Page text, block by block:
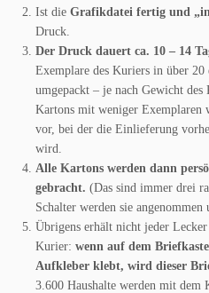
Ist die Grafikdatei fertig und
Druck.
Der Druck dauert ca. 10 – 14
Exemplare des Kuriers in über 20
umgepackt – je nach Gewicht des
Kartons mit weniger Exemplaren
vor, bei der die Einlieferung
wird.
Alle Kartons werden dann
gebracht. (Das sind immer drei
Schalter werden sie
Übrigens erhält nicht jeder
Kurier: wenn auf dem
Aufkleber klebt, wird dieser
3.600 Haushalte werden mit